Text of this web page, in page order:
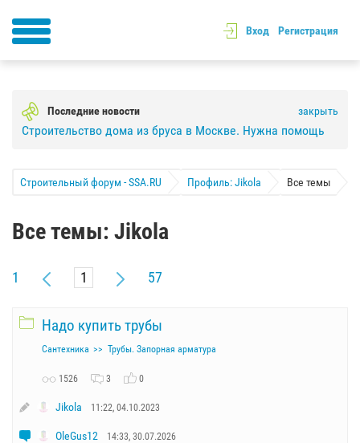
Вход Регистрация
Последние новости закрыть
Строительство дома из бруса в Москве. Нужна помощь
Строительный форум - SSA.RU Профиль: Jikola Все темы
Все темы: Jikola
1 57
Надо купить трубы
Сантехника Трубы. Запорная арматура
1526 3 0
Jikola 11:22, 04.10.2023
OleGus12 14:33, 30.07.2026